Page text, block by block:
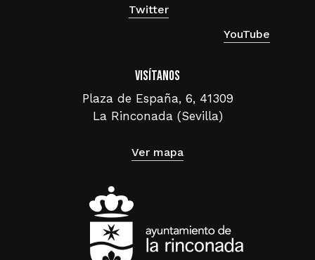
Twitter
YouTube
Visítanos
Plaza de España, 6, 41309
La Rinconada (Sevilla)
Ver mapa